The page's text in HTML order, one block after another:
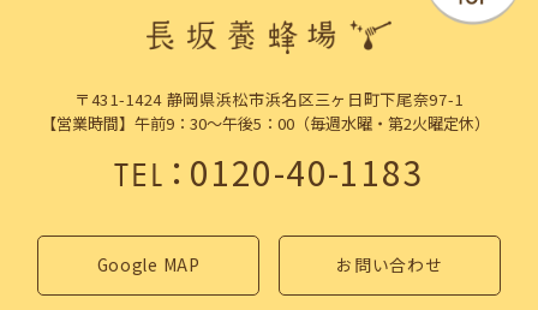
〒431-1424 静岡県浜松市浜名区三ヶ日町下尾奈97-1
【営業時間】午前9：30～午後5：00（毎週水曜・第2火曜定休）
TEL：0120-40-1183
Google MAP お問い合わせ